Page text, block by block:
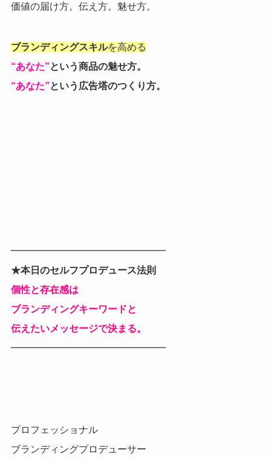
価値の届け方。伝え方。魅せ方。
ブランディングスキルを高める
“あなた”という商品の魅せ方。
“あなた”という広告塔のつくり方。
━━━━━━━━━━━━━━━━
★本日のセルフプロデュース法則
個性と存在感は
ブランディングキーワードと
伝えたいメッセージで決まる。
━━━━━━━━━━━━━━━━
プロフェッショナル
ブランディングプロデューサー